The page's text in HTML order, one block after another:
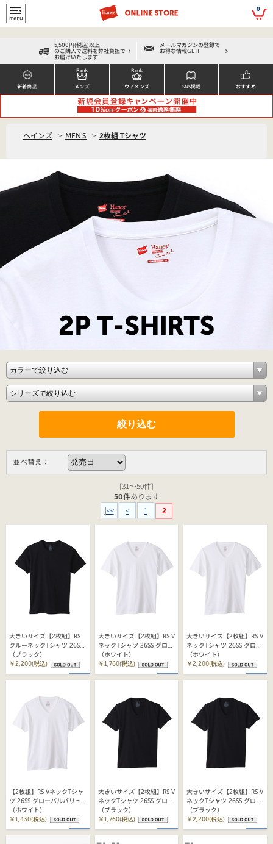
script> 0
5,500円(税込)以上
のご購入で送料を弊社負担で
お届けいたします
メールマガジンの登録で
お得な情報GET!
新着商品 メンズ ウィメンズ SNS掲載 おすすめ
ヘインズ > MEN'S > 2枚組 Tシャツ
並べ替え：
[31～50件]
50件あります
|<< < 1 2
大きいサイズ【2枚組】RS
クルーネックTシャツ 26SS
グローバルバリューライン
ヘインズ(HM1EY702)
（ブラック）
￥2,200(税込)
大きいサイズ【2枚組】RS V
ネックTシャツ 26SS グロー
バルバリューライン ヘイン
ズ (HM1EY704)
（ホワイト）
￥1,760(税込)
大きいサイズ【2枚組】RS V
ネックTシャツ 26SS グロー
バルバリューライン ヘイン
ズ (HM1EY704)
（ホワイト）
￥2,200(税込)
【2枚組】RS VネックTシャ
ツ 26SS グローバルバリュ
ーライン ヘインズ
(HM1EY704)
（ホワイト）
￥1,430(税込)
大きいサイズ【2枚組】RS V
ネックTシャツ 26SS グロー
バルバリューライン ヘイン
ズ (HM1EY704)
（ブラック）
￥1,760(税込)
大きいサイズ【2枚組】RS V
ネックTシャツ 26SS グロー
バルバリューライン ヘイン
ズ (HM1EY704)
（ブラック）
￥2,200(税込)